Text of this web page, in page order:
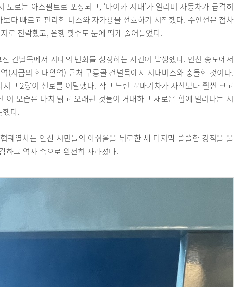
도로는 아스팔트로 포장되고, ‘마이카 시대’가 열리며 자동차가 급격히
다 빠르고 편리한 버스와 자가용을 선호하기 시작했다. 수인선은 점차
로 전락했고, 운행 횟수도 눈에 띄게 줄어들었다.
건널목에서 시대의 변화를 상징하는 사건이 발생했다. 인천 송도에서
(지금의 한대앞역) 근처 구룡골 건널목에서 시내버스와 충돌한 것이다.
고 2량이 선로를 이탈했다. 작고 느린 꼬마기차가 자신보다 훨씬 크고
이 모습은 마치 낡고 오래된 것들이 거대하고 새로운 힘에 밀려나는 시
했다.
궤열차는 안산 시민들의 아쉬움을 뒤로한 채 마지막 쓸쓸한 경적을 울
하고 역사 속으로 완전히 사라졌다.